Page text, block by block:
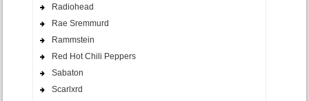
Radiohead
Rae Sremmurd
Rammstein
Red Hot Chili Peppers
Sabaton
Scarlxrd